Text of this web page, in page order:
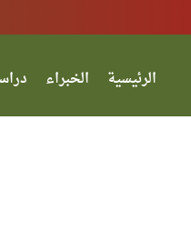
الرئيسية الخبراء